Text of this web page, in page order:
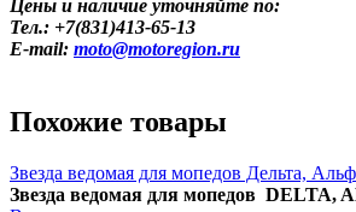
Цены и наличие уточняйте по:
Тел.: +7(831)413-65-13
E-mail: moto@motoregion.ru
Похожие товары
Звезда ведомая для мопедов Дельта,
Звезда ведомая для мопедов DELTA,